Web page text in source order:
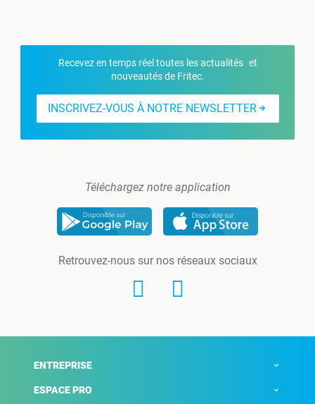
Recevez en temps réel toutes les actualités et
nouveautés de Fritec.
INSCRIVEZ-VOUS À NOTRE NEWSLETTER
Téléchargez notre application
Retrouvez-nous sur nos réseaux sociaux
ENTREPRISE
ESPACE PRO